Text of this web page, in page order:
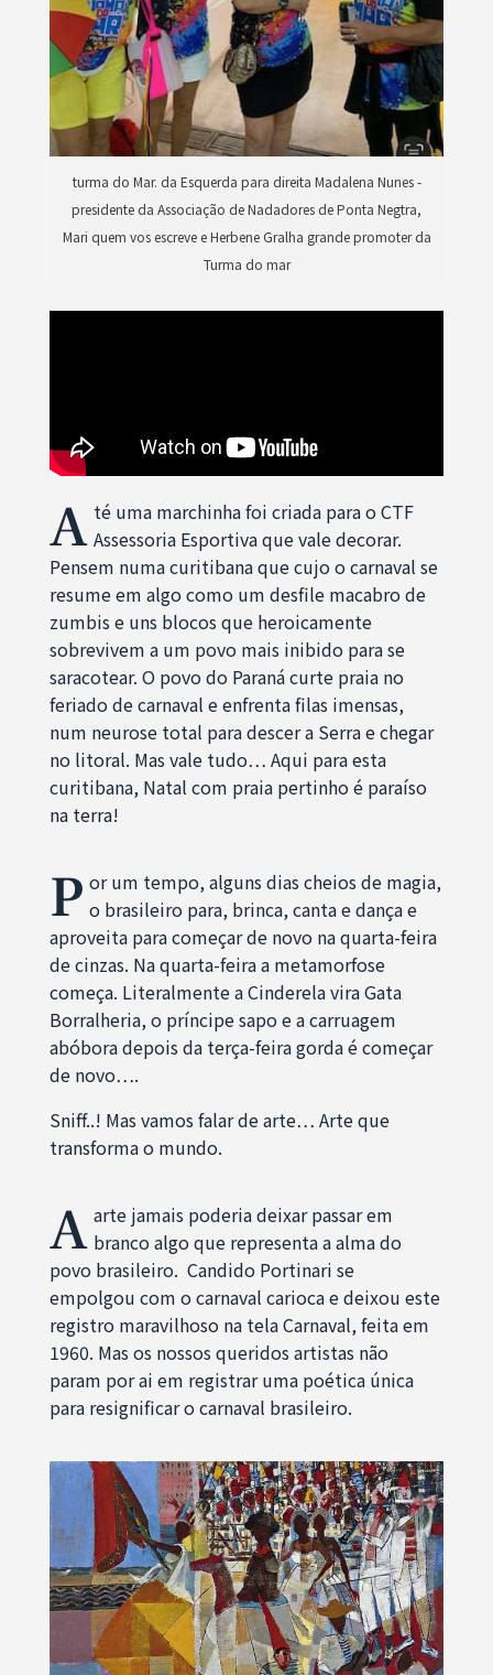
turma do Mar. da Esquerda para direita Madalena Nunes -
presidente da Associação de Nadadores de Ponta Negtra,
Mari quem vos escreve e Herbene Gralha grande promoter da
Turma do mar
A té uma marchinha foi criada para o CTF
Assessoria Esportiva que vale decorar.
Pensem numa curitibana que cujo o carnaval se
resume em algo como um desfile macabro de
zumbis e uns blocos que heroicamente
sobrevivem a um povo mais inibido para se
saracotear. O povo do Paraná curte praia no
feriado de carnaval e enfrenta filas imensas,
num neurose total para descer a Serra e chegar
no litoral. Mas vale tudo… Aqui para esta
curitibana, Natal com praia pertinho é paraíso
na terra!
P or um tempo, alguns dias cheios de magia,
o brasileiro para, brinca, canta e dança e
aproveita para começar de novo na quarta-feira
de cinzas. Na quarta-feira a metamorfose
começa. Literalmente a Cinderela vira Gata
Borralheria, o príncipe sapo e a carruagem
abóbora depois da terça-feira gorda é começar
de novo….
Sniff..! Mas vamos falar de arte… Arte que
transforma o mundo.
A arte jamais poderia deixar passar em
branco algo que representa a alma do
povo brasileiro. Candido Portinari se
empolgou com o carnaval carioca e deixou este
registro maravilhoso na tela Carnaval, feita em
1960. Mas os nossos queridos artistas não
param por ai em registrar uma poética única
para resignificar o carnaval brasileiro.